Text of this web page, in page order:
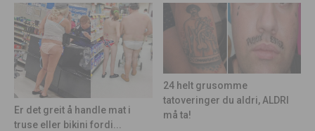
Er det greit å handle mat i
truse eller bikini fordi...
24 helt grusomme
tatoveringer du aldri, ALDRI
må ta!